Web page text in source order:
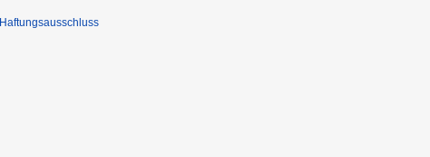
Haftungsausschluss